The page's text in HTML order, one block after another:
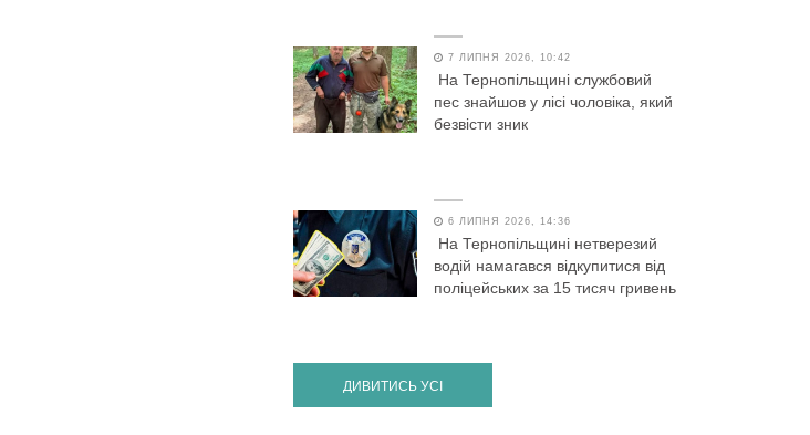
7 ЛИПНЯ 2026, 10:42
На Тернопільщині службовий
пес знайшов у лісі чоловіка, який
безвісти зник
6 ЛИПНЯ 2026, 14:36
На Тернопільщині нетверезий
водій намагався відкупитися від
поліцейських за 15 тисяч гривень
ДИВИТИСЬ УСІ